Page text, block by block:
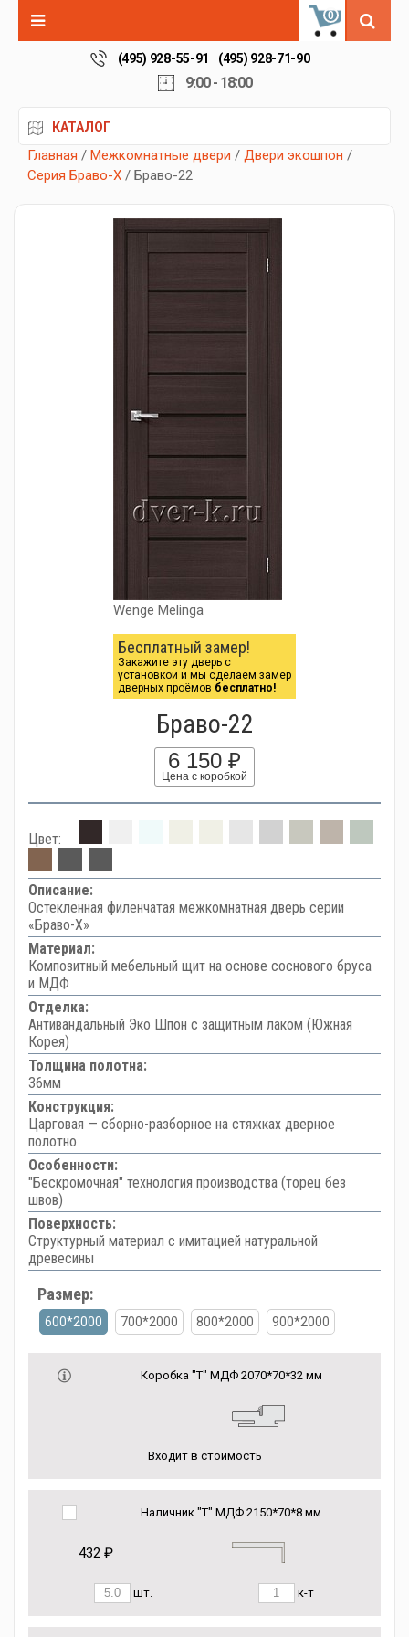
0
(495) 928-55-91 (495) 928-71-90
9:00 - 18:00
КАТАЛОГ
Главная / Межкомнатные двери / Двери экошпон /
Серия Браво-X / Браво-22
Wenge Melinga
Бесплатный замер!
Закажите эту дверь с
установкой и мы сделаем замер
дверных проёмов бесплатно!
Браво-22
6 150 ₽
Цена с коробкой
Цвет:
Описание:
Остекленная филенчатая межкомнатная дверь серии
«Браво-Х»
Материал:
Композитный мебельный щит на основе соснового бруса
и МДФ
Отделка:
Антивандальный Эко Шпон с защитным лаком (Южная
Корея)
Толщина полотна:
36мм
Конструкция:
Царговая — сборно-разборное на стяжках дверное
полотно
Особенности:
"Бескромочная" технология производства (торец без
швов)
Поверхность:
Структурный материал с имитацией натуральной
древесины
Размер:
600*2000 700*2000 800*2000 900*2000
Коробка "Т" МДФ 2070*70*32 мм
Входит в стоимость
Наличник "Т" МДФ 2150*70*8 мм
432 ₽
шт. к-т